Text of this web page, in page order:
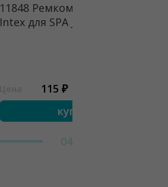
11848 Ремкомплект
Intex для SPA Jet
115 ₽
купить
04